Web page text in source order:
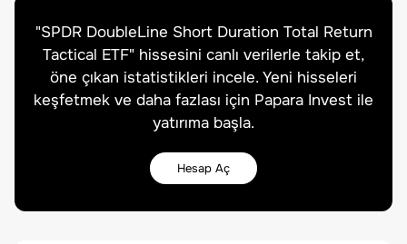
"SPDR DoubleLine Short Duration Total Return
Tactical ETF" hissesini canlı verilerle takip et,
öne çıkan istatistikleri incele. Yeni hisseleri
keşfetmek ve daha fazlası için Papara Invest ile
yatırıma başla.
Hesap Aç